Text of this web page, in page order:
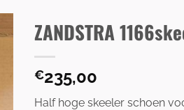
ZANDSTRA
€235,00
Half hoge skeeler schoen